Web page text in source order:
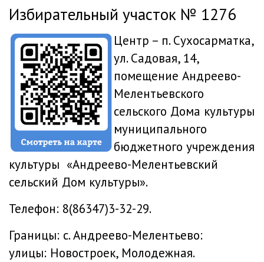
Избирательный участок № 1276
Центр – п. Сухосарматка,
ул. Садовая, 14,
помещение Андреево-
Мелентьевского
сельского Дома культуры
муниципального
бюджетного учреждения
культуры «Андреево-Мелентьевский
сельский Дом культуры».
Телефон: 8(86347)3-32-29.
Границы: с. Андреево-Мелентьево:
улицы: Новостроек, Молодежная.